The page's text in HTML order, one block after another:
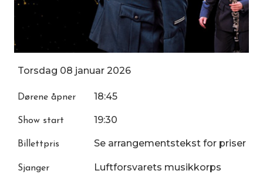
Torsdag 08 januar 2026
Dørene åpner 18:45
Show start 19:30
Billettpris Se arrangementstekst for priser
Sjanger Luftforsvarets musikkorps